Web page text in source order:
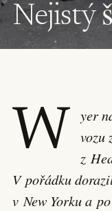
Nejistý
W
yer
vozu
z
V pořádku
v New Yorku a